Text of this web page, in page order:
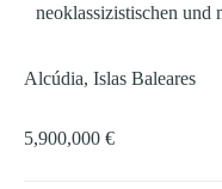
neoklassizistischen und
Alcúdia, Islas Baleares
5,900,000 €